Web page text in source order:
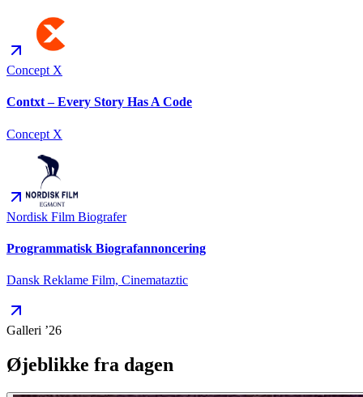
Concept X
Contxt – Every Story Has A Code
Concept X
Nordisk Film Biografer
Programmatisk Biografannoncering
Dansk Reklame Film, Cinemataztic
Galleri ’26
Øjeblikke fra dagen